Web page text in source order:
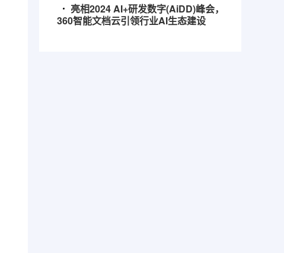
亮相2024 AI+研发数字(AiDD)峰会，
360智能文档云引领行业AI生态建设